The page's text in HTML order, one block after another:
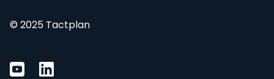
© 2025 Tactplan